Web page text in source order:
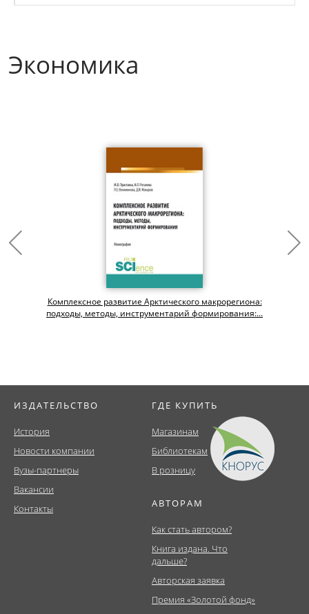
Экономика
Комплексное развитие Арктического макрорегиона:
подходы, методы, инструментарий формирования:...
ИЗДАТЕЛЬСТВО
История
Новости компании
Вузы-партнеры
Вакансии
Контакты
ГДЕ КУПИТЬ
Магазинам
Библиотекам
В розницу
АВТОРАМ
Как стать автором?
Книга издана. Что
дальше?
Авторская заявка
Премия «Золотой фонд»